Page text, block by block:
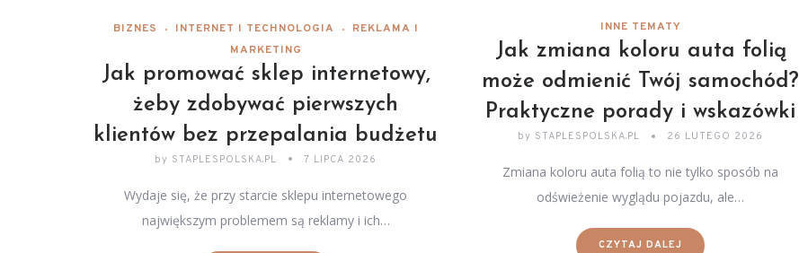
BIZNES INTERNET I TECHNOLOGIA
REKLAMA I
MARKETING
Jak promować sklep internetowy,
żeby zdobywać pierwszych
klientów bez przepalania budżetu
by STAPLESPOLSKA.PL 7 LIPCA 2026
Wydaje się, że przy starcie sklepu internetowego
największym problemem są reklamy i ich…
INNE TEMATY
Jak zmiana koloru auta folią
może odmienić Twój samochód?
Praktyczne porady i wskazówki
by STAPLESPOLSKA.PL 26 LUTEGO 2026
Zmiana koloru auta folią to nie tylko sposób na
odświeżenie wyglądu pojazdu, ale…
CZYTAJ DALEJ